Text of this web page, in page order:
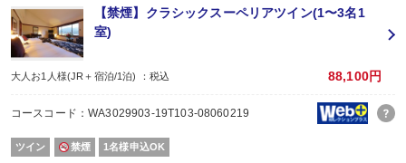
※1名様1室でご利用の場合、誕生日以外は適用できません。
【ご案内】
■最終チェックインは20:00となります。
■お部屋は正ベッド2台＋エキストラベッド1台となります。
■2名1室ご利用の場合、
おとな1名＋こども1名ご利用でも、お子様はこども代金でOK♪
※通常「おとな1名＋こども1名」で2名1室ご利用の場合、お子様はおとなと同
【禁煙】クラシックスーペリアツイン(1〜3名1
室)
大人お1人様(JR＋宿泊/1泊) ：税込 88,100円
コースコード：WA3029903-19T103-08060219
ツイン 禁煙 1名様申込OK